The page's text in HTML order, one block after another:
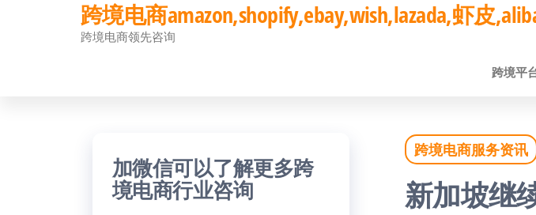
跨境电商amazon,shopify,ebay,wish,lazada,虾皮
跨境电商领先咨询
跨境平
跨境电商服务资讯
新加坡继
加微信可以了解更多跨
境电商行业咨询